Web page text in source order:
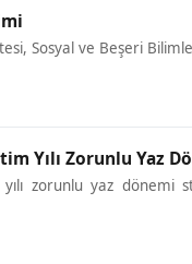
Sosyal ve Beşeri
Yılı Zorunlu Yaz
zorunlu yaz